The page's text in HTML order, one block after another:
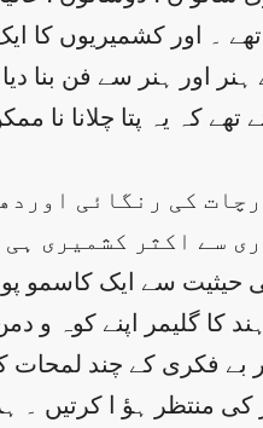
۔ اور کشمیریوں کا
اور ہنر سے فن بنا
کہ یہ پتا چلانا نا
کی رنگائی
سے اکثر کشمیری
سے ایک کاسمو
کا گلیمر اپنے کوہ و
کی منتظر ہؤ ا